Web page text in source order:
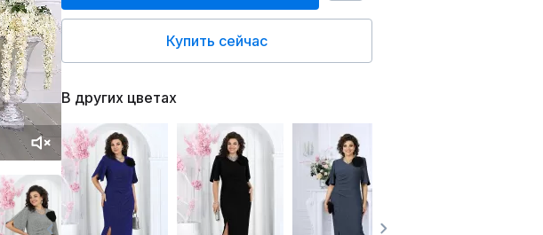
Купить сейчас
В других цветах